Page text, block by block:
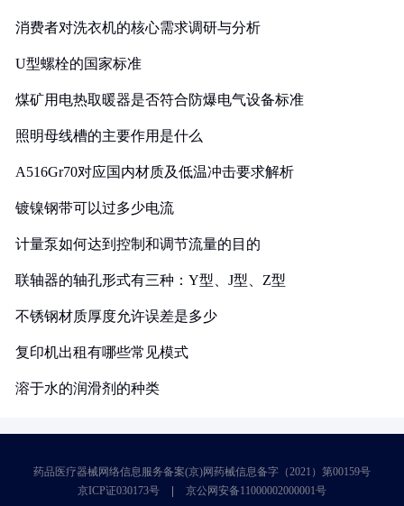
消费者对洗衣机的核心需求调研与分析
U型螺栓的国家标准
煤矿用电热取暖器是否符合防爆电气设备标准
照明母线槽的主要作用是什么
A516Gr70对应国内材质及低温冲击要求解析
镀镍钢带可以过多少电流
计量泵如何达到控制和调节流量的目的
联轴器的轴孔形式有三种：Y型、J型、Z型
不锈钢材质厚度允许误差是多少
复印机出租有哪些常见模式
溶于水的润滑剂的种类
药品医疗器械网络信息服务备案(京)网药械信息备字（2021）第00159号
京ICP证030173号
京公网安备11000002000001号